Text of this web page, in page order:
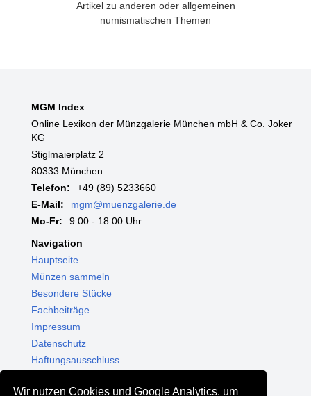
Wir nutzen Cookies und Google Analytics, um
Artikel zu anderen oder allgemeinen
numismatischen Themen
MGM Index
Online Lexikon der Münzgalerie München mbH & Co. Joker
KG
Stiglmaierplatz 2
80333 München
Telefon:
+49 (89) 5233660
E-Mail:
mgm@muenzgalerie.de
Mo-Fr:
9:00 - 18:00 Uhr
Navigation
Hauptseite
Münzen sammeln
Besondere Stücke
Fachbeiträge
Impressum
Datenschutz
Haftungsausschluss